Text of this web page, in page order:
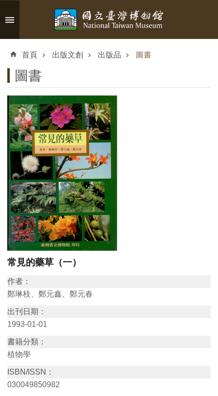
跳到主要內容區塊
搜
認
識
臺
參
觀
資
訊
展
覽
資
育
活
動
首頁 出版文創 出版品 圖書
圖書
常見的藥草（一）
作者：
鄭琳枝、鄭元鑫、鄭元春
出刊日期：
1993-01-01
書籍分類：
植物學
ISBN/ISSN：
030049850982